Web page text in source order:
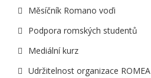
Měsíčník Romano voďi
Podpora romských studentů
Mediální kurz
Udržitelnost organizace ROMEA